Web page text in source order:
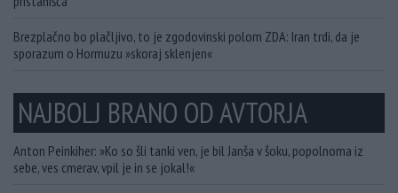
Brezplačno bo plačljivo, to je zgodovinski polom ZDA: Iran trdi, da je
sporazum o Hormuzu »skoraj sklenjen«
NAJBOLJ BRANO OD AVTORJA
Anton Peinkiher: »Ko so šli tanki ven, je bil Janša v šoku, popolnoma iz
sebe, ves cmerav, vpil je in se jokal!«